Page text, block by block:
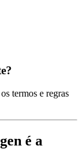
termos e regras
é a